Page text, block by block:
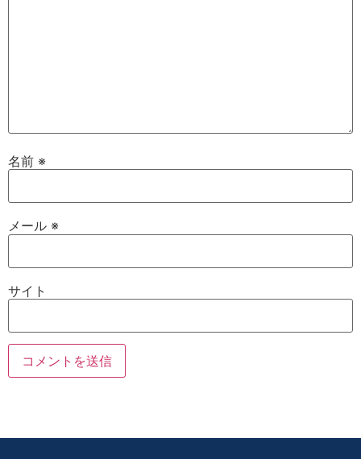
名前 ※
メール ※
サイト